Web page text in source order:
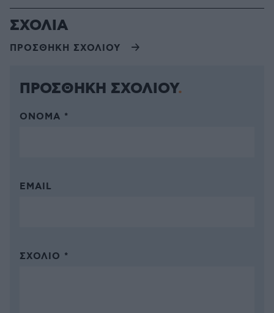
ΣΧΟΛΙΑ
ΠΡΟΣΘΗΚΗ ΣΧΟΛΙΟΥ
ΠΡΟΣΘΗΚΗ ΣΧΟΛΙΟΥ
ΌΝΟΜΑ *
EMAIL
ΣΧΌΛΙΟ *